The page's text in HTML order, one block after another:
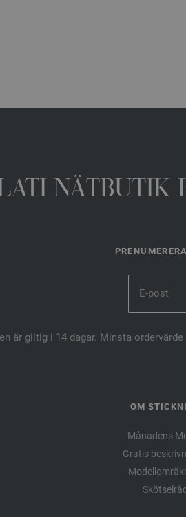
NÄTBUTIK
är giltig i 14 dagar. Minsta
OM
Månadens
Gratis